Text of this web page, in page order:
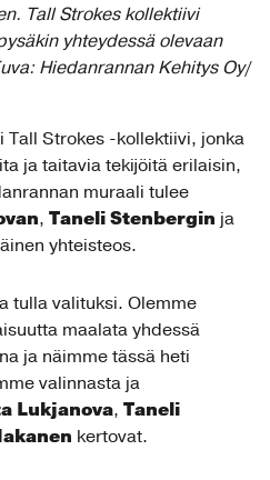
Tall Strokes kollektiivi
yhteydessä olevaan
Hiedanrannan Kehitys Oy/
Tall Strokes -kollektiivi, jonka
ja taitavia tekijöitä erilaisin,
muraali tulee
, Taneli Stenbergin ja
yhteisteos.
tulla valituksi. Olemme
maalata yhdessä
ja näimme tässä heti
valinnasta ja
Lukjanova, Taneli
kertovat.